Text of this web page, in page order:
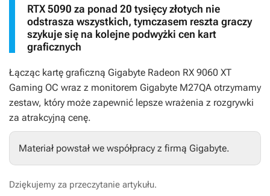
RTX 5090 za ponad 20 tysięcy złotych nie
odstrasza wszystkich, tymczasem reszta graczy
szykuje się na kolejne podwyżki cen kart
graficznych
Łącząc kartę graficzną Gigabyte Radeon RX 9060 XT
Gaming OC wraz z monitorem Gigabyte M27QA otrzymamy
zestaw, który może zapewnić lepsze wrażenia z rozgrywki
za atrakcyjną cenę.
Materiał powstał we współpracy z firmą Gigabyte.
Dziękujemy za przeczytanie artykułu.